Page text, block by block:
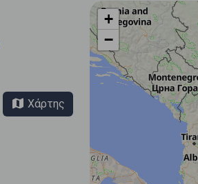
Χάρτης
+
−